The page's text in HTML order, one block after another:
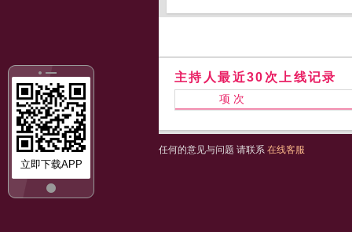
立即下载APP
主持人最近30次上线记录
项 次
任何的意见与问题 请联系 在线客服